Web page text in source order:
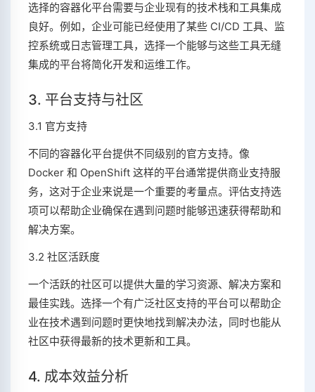
选择的容器化平台需要与企业现有的技术栈和工具集成
良好。例如，企业可能已经使用了某些 CI/CD 工具、监
控系统或日志管理工具，选择一个能够与这些工具无缝
集成的平台将简化开发和运维工作。
3. 平台支持与社区
3.1 官方支持
不同的容器化平台提供不同级别的官方支持。像
Docker 和 OpenShift 这样的平台通常提供商业支持服
务，这对于企业来说是一个重要的考量点。评估支持选
项可以帮助企业确保在遇到问题时能够迅速获得帮助和
解决方案。
3.2 社区活跃度
一个活跃的社区可以提供大量的学习资源、解决方案和
最佳实践。选择一个有广泛社区支持的平台可以帮助企
业在技术遇到问题时更快地找到解决办法，同时也能从
社区中获得最新的技术更新和工具。
4. 成本效益分析